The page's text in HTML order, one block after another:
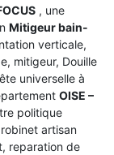
, une
Mitigeur bain-
verticale,
mitigeur, Douille
universelle à
OISE –
politique
artisan
reparation de